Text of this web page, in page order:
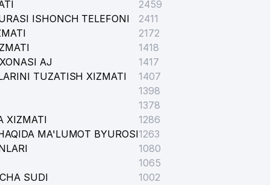
2459
ISHONCH TELEFONI
2411
2172
1418
AJ
1417
TUZATISH XIZMATI
1407
1398
1378
XIZMATI
1286
MA'LUMOT BYUROSI1263
1080
1065
SUDI
1002